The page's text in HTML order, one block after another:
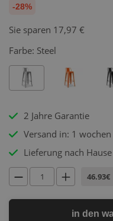
-28%
Sie sparen 17,97 €
Farbe: Steel
2 Jahre Garantie
Versand in: 1 wochen
Lieferung nach Hause
46.93€
in den